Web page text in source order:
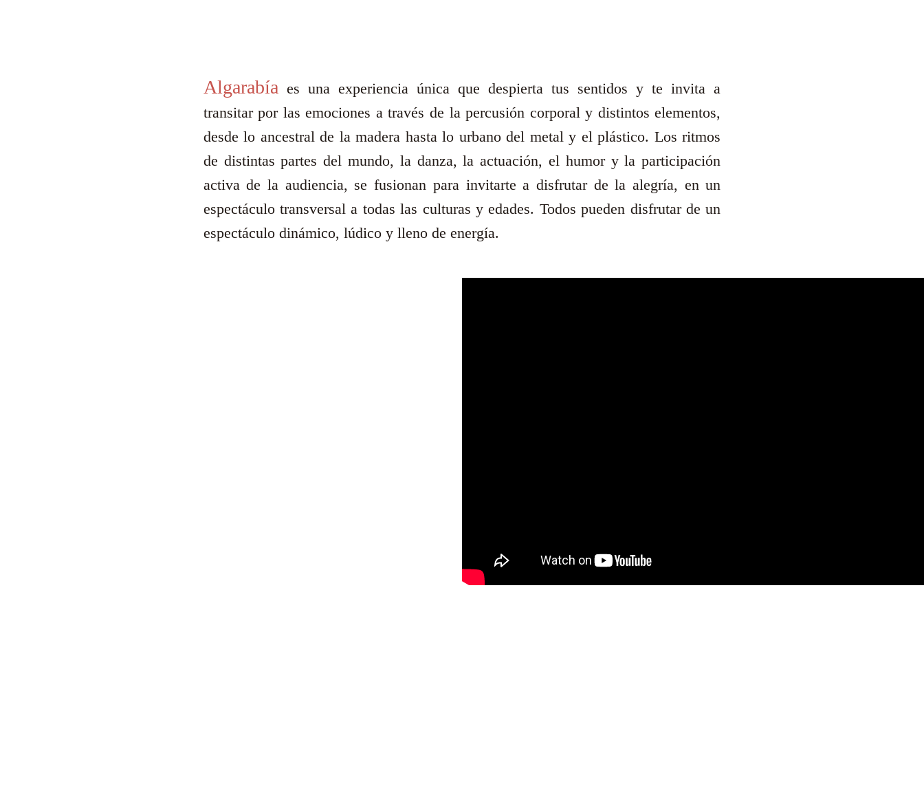
Algarabía es una experiencia única que despierta tus sentidos y te invita a
transitar por las emociones a través de la percusión corporal y distintos elementos,
desde lo ancestral de la madera hasta lo urbano del metal y el plástico. Los ritmos
de distintas partes del mundo, la danza, la actuación, el humor y la participación
activa de la audiencia, se fusionan para invitarte a disfrutar de la alegría, en un
espectáculo transversal a todas las culturas y edades. Todos pueden disfrutar de un
espectáculo dinámico, lúdico y lleno de energía.